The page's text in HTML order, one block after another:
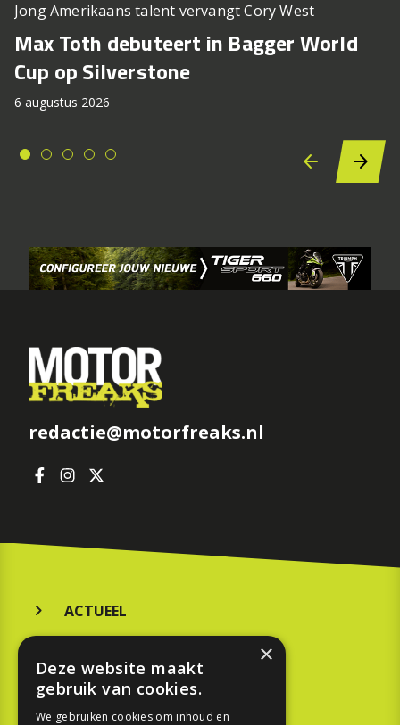
Jong Amerikaans talent vervangt Cory West
Max Toth debuteert in Bagger World
Cup op Silverstone
6 augustus 2026
redactie@motorfreaks.nl
ACTUEEL
KOOPGIDS
TESTEN
×
Deze website maakt
gebruik van cookies.
We gebruiken cookies om inhoud en